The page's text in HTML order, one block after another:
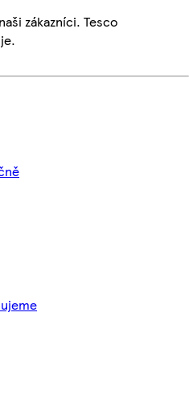
zákazníci. Tesco